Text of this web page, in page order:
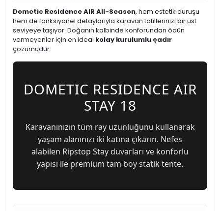
Dometic Residence AIR All-Season, hem estetik duruşu
hem de fonksiyonel detaylarıyla karavan tatillerinizi bir üst
seviyeye taşıyor. Doğanın kalbinde konforundan ödün
vermeyenler için en ideal kolay kurulumlu çadır
çözümüdür.
DOMETIC RESIDENCE AIR
STAY 18
Karavanınızın tüm ray uzunluğunu kullanarak
yaşam alanınızı iki katına çıkarın. Nefes
alabilen Ripstop Stay duvarları ve konforlu
yapısı ile premium tam boy statik tente.